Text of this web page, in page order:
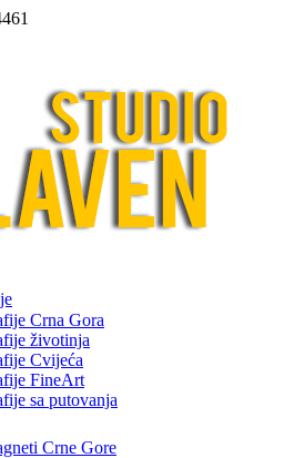
Crna Gora
životinja
Cvijeća
FineArt
sa putovanja
Crne Gore